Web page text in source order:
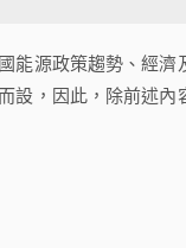
源政策趨勢、經濟
設，因此，除前述